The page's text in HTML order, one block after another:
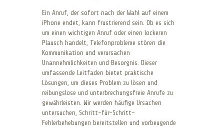
Ein Anruf, der sofort nach der Wahl auf einem
iPhone endet, kann frustrierend sein. Ob es sich
um einen wichtigen Anruf oder einen lockeren
Plausch handelt, Telefonprobleme stören die
Kommunikation und verursachen
Unannehmlichkeiten und Besorgnis. Dieser
umfassende Leitfaden bietet praktische
Lösungen, um dieses Problem zu lösen und
reibungslose und unterbrechungsfreie Anrufe zu
gewährleisten. Wir werden häufige Ursachen
untersuchen, Schritt-für-Schritt-
Fehlerbehebungen bereitstellen und vorbeugende